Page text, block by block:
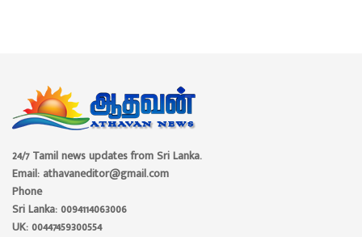
24/7 Tamil news updates from Sri Lanka.
Email: athavaneditor@gmail.com
Phone
Sri Lanka: 0094114063006
UK: 00447459300554